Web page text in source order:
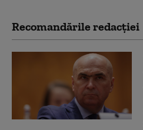
Recomandările redacţiei